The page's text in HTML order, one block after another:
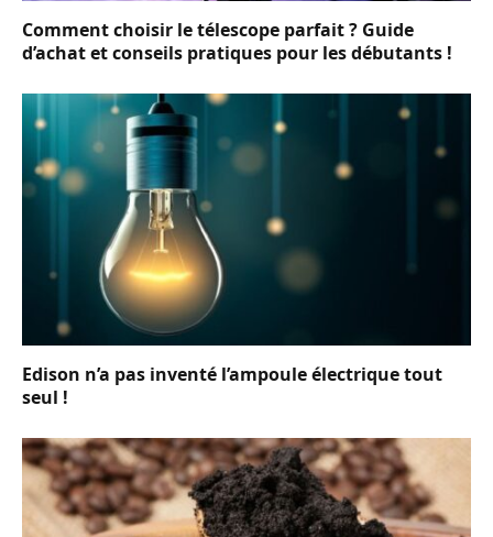
Comment choisir le télescope parfait ? Guide
d’achat et conseils pratiques pour les débutants !
Edison n’a pas inventé l’ampoule électrique tout
seul !